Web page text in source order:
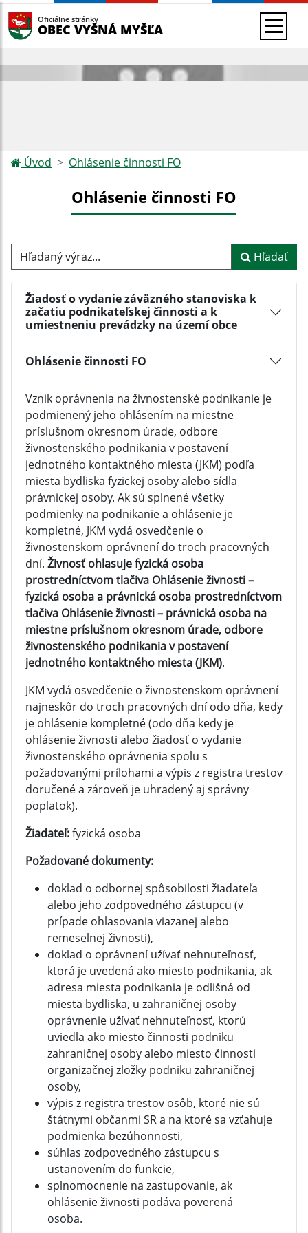
Oficiálne stránky
OBEC VYŠNÁ MYŠĽA
Úvod Ohlásenie činnosti FO
Ohlásenie činnosti FO
Hľadaný výraz... Hľadať
Žiadosť o vydanie záväzného stanoviska k
začatiu podnikateľskej činnosti a k
umiestneniu prevádzky na území obce
Ohlásenie činnosti FO
Vznik oprávnenia na živnostenské podnikanie je
podmienený jeho ohlásením na miestne
príslušnom okresnom úrade, odbore
živnostenského podnikania v postavení
jednotného kontaktného miesta (JKM) podľa
miesta bydliska fyzickej osoby alebo sídla
právnickej osoby. Ak sú splnené všetky
podmienky na podnikanie a ohlásenie je
kompletné, JKM vydá osvedčenie o
živnostenskom oprávnení do troch pracovných
dní. Živnosť ohlasuje fyzická osoba
prostredníctvom tlačiva Ohlásenie živnosti –
fyzická osoba a právnická osoba prostredníctvom
tlačiva Ohlásenie živnosti – právnická osoba na
miestne príslušnom okresnom úrade, odbore
živnostenského podnikania v postavení
jednotného kontaktného miesta (JKM).
JKM vydá osvedčenie o živnostenskom oprávnení
najneskôr do troch pracovných dní odo dňa, kedy
je ohlásenie kompletné (odo dňa kedy je
ohlásenie živnosti alebo žiadosť o vydanie
živnostenského oprávnenia spolu s
požadovanými prílohami a výpis z registra trestov
doručené a zároveň je uhradený aj správny
poplatok).
Žiadateľ:fyzická osoba
Požadované dokumenty:
doklad o odbornej spôsobilosti žiadateľa
alebo jeho zodpovedného zástupcu (v
prípade ohlasovania viazanej alebo
remeselnej živnosti),
doklad o oprávnení užívať nehnuteľnosť,
ktorá je uvedená ako miesto podnikania, ak
adresa miesta podnikania je odlišná od
miesta bydliska, u zahraničnej osoby
oprávnenie užívať nehnuteľnosť, ktorú
uviedla ako miesto činnosti podniku
zahraničnej osoby alebo miesto činnosti
organizačnej zložky podniku zahraničnej
osoby,
výpis z registra trestov osôb, ktoré nie sú
štátnymi občanmi SR a na ktoré sa vzťahuje
podmienka bezúhonnosti,
súhlas zodpovedného zástupcu s
ustanovením do funkcie,
splnomocnenie na zastupovanie, ak
ohlásenie živnosti podáva poverená
osoba.